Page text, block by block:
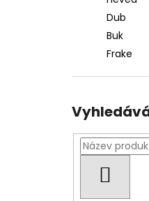
Dub
Buk
Frake
GARAPA
593,40 Kč